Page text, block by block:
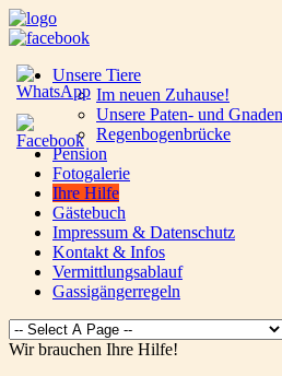
Unsere Tiere
Im neuen Zuhause!
Unsere Paten- und
Regenbogenbrücke
Pension
Fotogalerie
Ihre Hilfe
Gästebuch
Impressum & Datenschutz
Kontakt & Infos
Vermittlungsablauf
Gassigängerregeln
Wir brauchen Ihre Hilfe!